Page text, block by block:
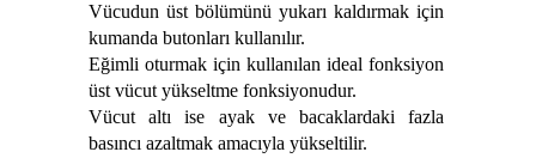
Vücudun üst bölümünü yukarı kaldırmak için
kumanda butonları kullanılır.
Eğimli oturmak için kullanılan ideal fonksiyon
üst vücut yükseltme fonksiyonudur.
Vücut altı ise ayak ve bacaklardaki fazla
basıncı azaltmak amacıyla yükseltilir.